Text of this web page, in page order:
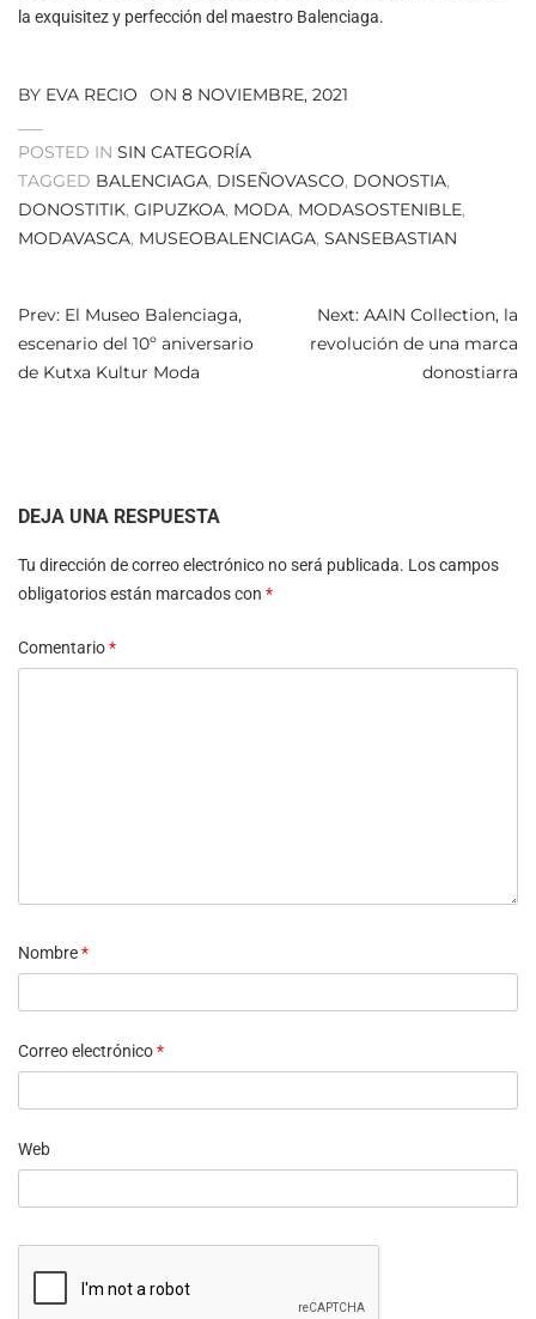
la exquisitez y perfección del maestro Balenciaga.
BY EVA RECIO ON 8 NOVIEMBRE, 2021
POSTED IN SIN CATEGORÍA
TAGGED BALENCIAGA, DISEÑOVASCO, DONOSTIA,
DONOSTITIK, GIPUZKOA, MODA, MODASOSTENIBLE,
MODAVASCA, MUSEOBALENCIAGA, SANSEBASTIAN
NAVEGACIÓN
DE
Prev: El Museo Balenciaga,
escenario del 10º aniversario
de Kutxa Kultur Moda
Next: AAIN Collection, la
revolución de una marca
donostiarra
DEJA UNA RESPUESTA
Tu dirección de correo electrónico no será publicada. Los campos
obligatorios están marcados con *
Comentario*
Nombre*
Correo electrónico*
Web